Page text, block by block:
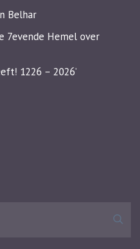
Belhar
7evende Hemel over
1226 – 2026’